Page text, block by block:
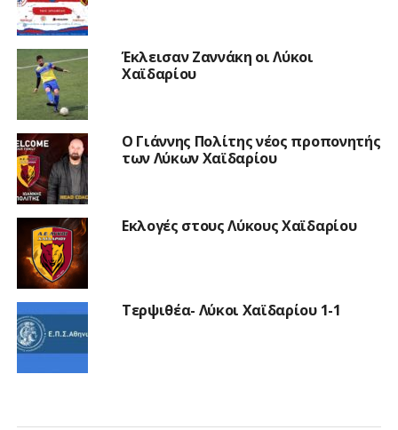
Έκλεισαν Ζαννάκη οι Λύκοι
Χαϊδαρίου
Ο Γιάννης Πολίτης νέος προπονητής
των Λύκων Χαϊδαρίου
Εκλογές στους Λύκους Χαϊδαρίου
Τερψιθέα- Λύκοι Χαϊδαρίου 1-1